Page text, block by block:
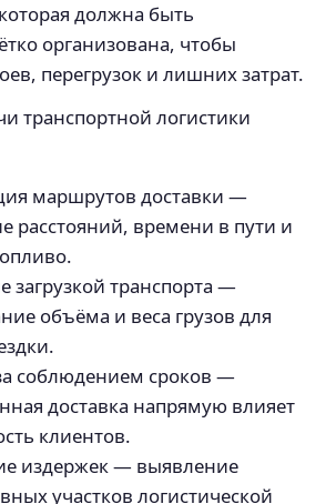
должна быть
организована, чтобы
перегрузок и лишних затрат.
транспортной логистики
маршрутов доставки —
расстояний, времени в пути и
загрузкой транспорта —
объёма и веса грузов для
соблюдением сроков —
доставка напрямую влияет
клиентов.
издержек — выявление
участков логистической